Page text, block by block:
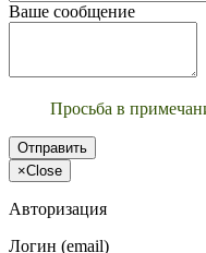
Ваше сообщение
Просьба в
Отправить
×Close
Авторизация
Логин (email)